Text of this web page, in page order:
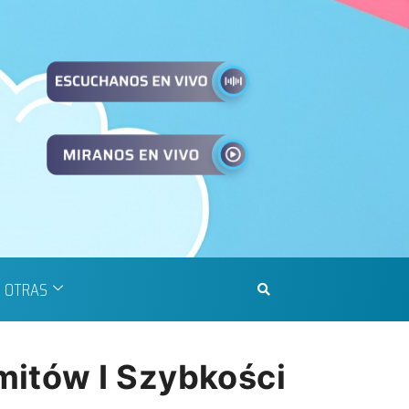
OTRAS
I Szybkości